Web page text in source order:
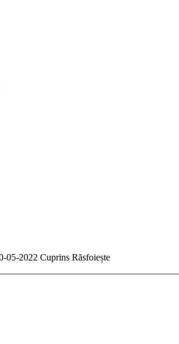
05-2022 Cuprins Răsfoiește